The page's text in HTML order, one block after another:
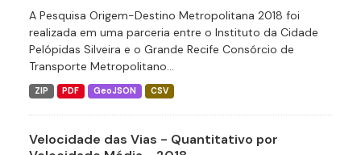
A Pesquisa Origem-Destino Metropolitana 2018 foi
realizada em uma parceria entre o Instituto da Cidade
Pelópidas Silveira e o Grande Recife Consórcio de
Transporte Metropolitano...
ZIP PDF GeoJSON CSV
Velocidade das Vias - Quantitativo por